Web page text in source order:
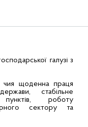
галузі з
щоденна праця
стабільне
пунктів, роботу
сектору та